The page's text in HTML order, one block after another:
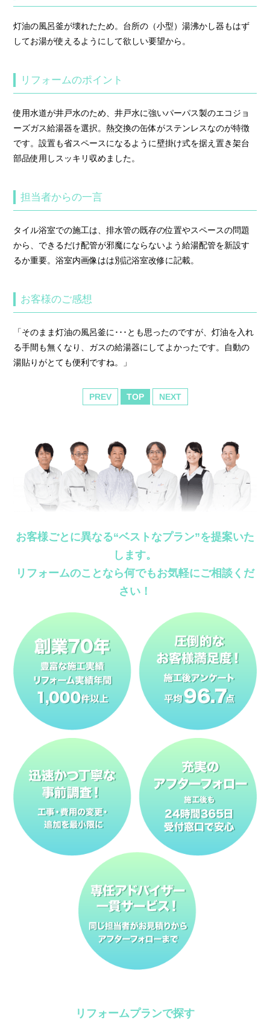
灯油の風呂釜が壊れたため。台所の（小型）湯沸かし器もはず
してお湯が使えるようにして欲しい要望から。
リフォームのポイント
使用水道が井戸水のため、井戸水に強いパーパス製のエコジョ
ーズガス給湯器を選択。熱交換の缶体がステンレスなのが特徴
です。設置も省スペースになるように壁掛け式を据え置き架台
部品使用しスッキリ収めました。
担当者からの一言
タイル浴室での施工は、排水管の既存の位置やスペースの問題
から、できるだけ配管が邪魔にならないよう給湯配管を新設す
るか重要。浴室内画像はは別記浴室改修に記載。
お客様のご感想
「そのまま灯油の風呂釜に･･･とも思ったのですが、灯油を入れ
る手間も無くなり、ガスの給湯器にしてよかったです。自動の
湯貼りがとても便利ですね。」
PREV TOP NEXT
お客様ごとに異なる“ベストなプラン”を提案いた
します。
リフォームのことなら何でもお気軽にご相談くだ
さい！
リフォームプランで探す